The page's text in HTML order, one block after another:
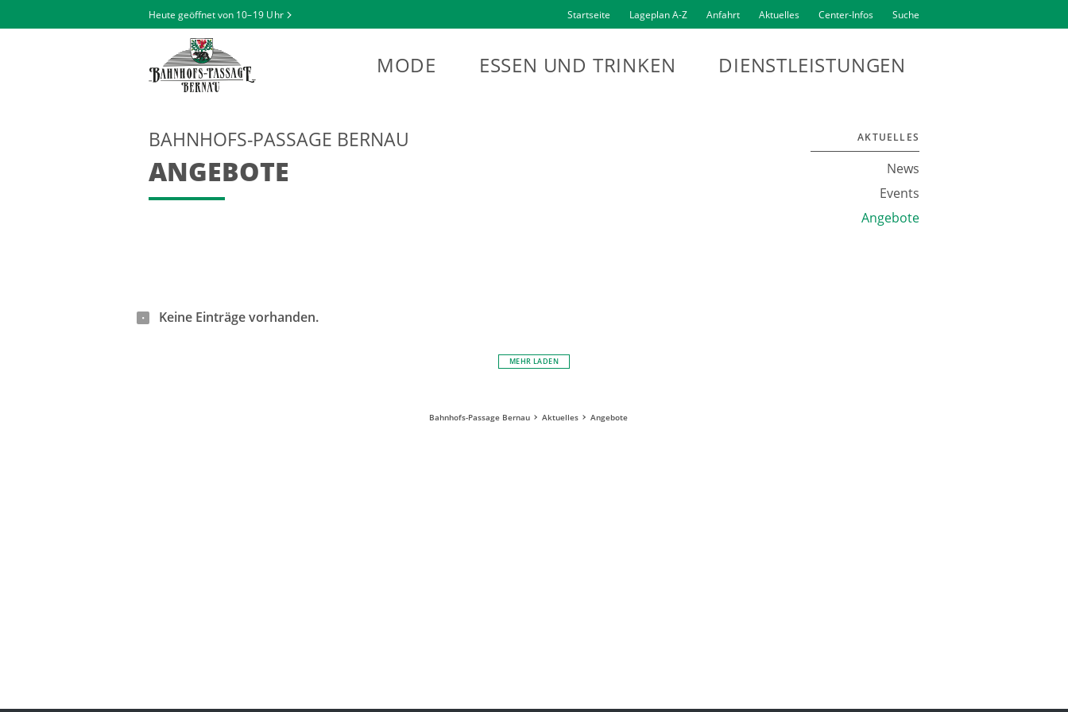
Heute geöffnet von 10–19 Uhr Startseite Lageplan A-Z Anfahrt Aktuelles Center-Infos Suche
MODE ESSEN UND TRINKEN DIENSTLEISTUNGEN
AKTUELLES
News
Events
Angebote
BAHNHOFS-PASSAGE BERNAU
ANGEBOTE
Keine Einträge vorhanden.
MEHR LADEN
Bahnhofs-Passage Bernau Aktuelles Angebote